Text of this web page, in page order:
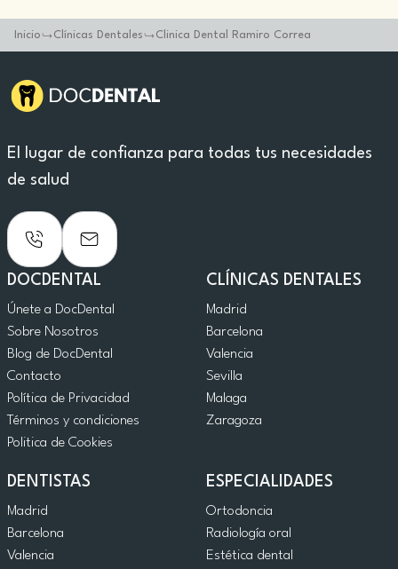
Inicio Clínicas Dentales Clinica Dental Ramiro Correa
El lugar de confianza para todas tus necesidades
de salud
DOCDENTAL
Únete a DocDental
Sobre Nosotros
Blog de DocDental
Contacto
Política de Privacidad
Términos y condiciones
Politica de Cookies
CLÍNICAS DENTALES
Madrid
Barcelona
Valencia
Sevilla
Malaga
Zaragoza
DENTISTAS
Madrid
Barcelona
Valencia
ESPECIALIDADES
Ortodoncia
Radiología oral
Estética dental